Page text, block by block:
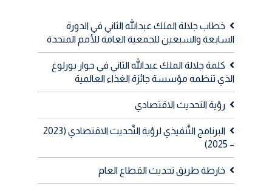
خطاب جلالة الملك عبدالله الثاني في الدورة
السابعة والسبعين للجمعية العامة للأمم المتحدة
كلمة جلالة الملك عبدالله الثاني في حوار بورلوغ
الذي تنظمه مؤسسة جائزة الغذاء العالمية
رؤية التحديث الاقتصادي
البرنامج التَّنفيذي لرؤية التَّحديث الاقتصادي (2023
– 2025)
خارطة طريق تحديث القطاع العام